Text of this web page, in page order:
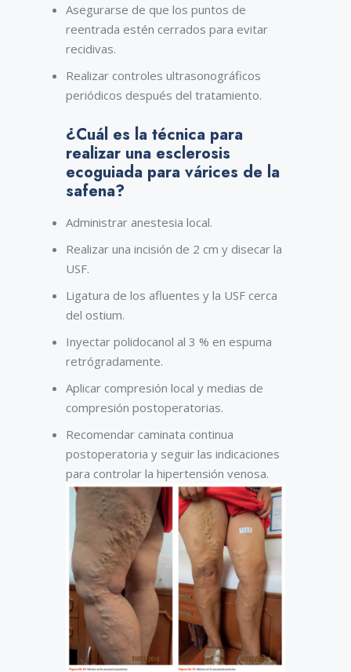
Asegurarse de que los puntos de
reentrada estén cerrados para evitar
recidivas.
Realizar controles ultrasonográficos
periódicos después del tratamiento.
¿Cuál es la técnica para
realizar una esclerosis
ecoguiada para várices de la
safena?
Administrar anestesia local.
Realizar una incisión de 2 cm y disecar la
USF.
Ligatura de los afluentes y la USF cerca
del ostium.
Inyectar polidocanol al 3 % en espuma
retrógradamente.
Aplicar compresión local y medias de
compresión postoperatorias.
Recomendar caminata continua
postoperatoria y seguir las indicaciones
para controlar la hipertensión venosa.